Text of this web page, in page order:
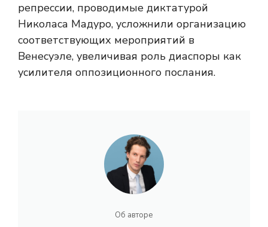
репрессии, проводимые диктатурой
Николаса Мадуро, усложнили организацию
соответствующих мероприятий в
Венесуэле, увеличивая роль диаспоры как
усилителя оппозиционного послания.
Об авторе